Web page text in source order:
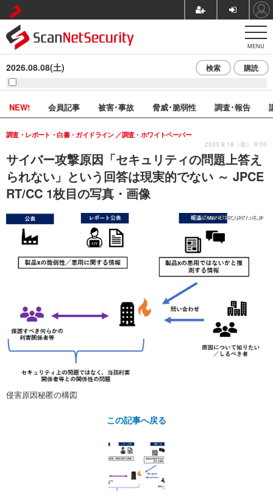
MENU
2026.08.08(土) 検索 購読
NEW! 会員記事 被害･事故 脅威･脆弱性 調査･報告
サイバー攻撃原因「セキュリティの問題上答え
られない」という回答は現実的でない ～ JPCE
RT/CC 1枚目の写真・画像
調査・レポート・白書・ガイドライン 調査・ホワイトペーパー
2023.8.18（金） 8:00
侵害原因秘匿の構図
この記事へ戻る